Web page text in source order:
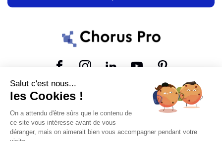
© 2026 MTP. Tous droits réservés.
Conditions d'utilisation Mentions légales
Salut c'est nous...
les Cookies !
On a attendu d'être sûrs que le contenu de
ce site vous intéresse avant de vous
déranger, mais on aimerait bien vous accompagner pendant votre